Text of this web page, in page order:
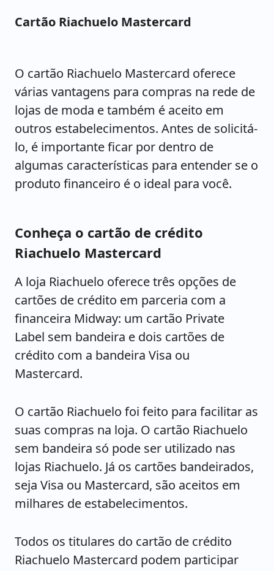
Cartão Riachuelo Mastercard
O cartão Riachuelo Mastercard oferece
várias vantagens para compras na rede de
lojas de moda e também é aceito em
outros estabelecimentos. Antes de solicitá-
lo, é importante ficar por dentro de
algumas características para entender se o
produto financeiro é o ideal para você.
Conheça o cartão de crédito
Riachuelo Mastercard
A loja Riachuelo oferece três opções de
cartões de crédito em parceria com a
financeira Midway: um cartão Private
Label sem bandeira e dois cartões de
crédito com a bandeira Visa ou
Mastercard.
O cartão Riachuelo foi feito para facilitar as
suas compras na loja. O cartão Riachuelo
sem bandeira só pode ser utilizado nas
lojas Riachuelo. Já os cartões bandeirados,
seja Visa ou Mastercard, são aceitos em
milhares de estabelecimentos.
Todos os titulares do cartão de crédito
Riachuelo Mastercard podem participar